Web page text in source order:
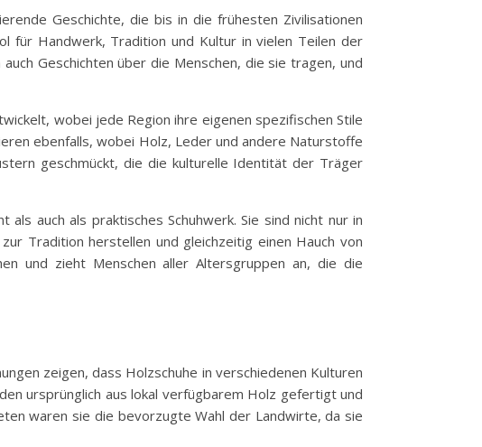
Geschichte, die bis in die frühesten Zivilisationen
für Handwerk, Tradition und Kultur in vielen Teilen der
Geschichten über die Menschen, die sie tragen, und
wobei jede Region ihre eigenen spezifischen Stile
ebenfalls, wobei Holz, Leder und andere Naturstoffe
geschmückt, die die kulturelle Identität der Träger
auch als praktisches Schuhwerk. Sie sind nicht nur in
Tradition herstellen und gleichzeitig einen Hauch von
und zieht Menschen aller Altersgruppen an, die die
zeigen, dass Holzschuhe in verschiedenen Kulturen
ursprünglich aus lokal verfügbarem Holz gefertigt und
waren sie die bevorzugte Wahl der Landwirte, da sie